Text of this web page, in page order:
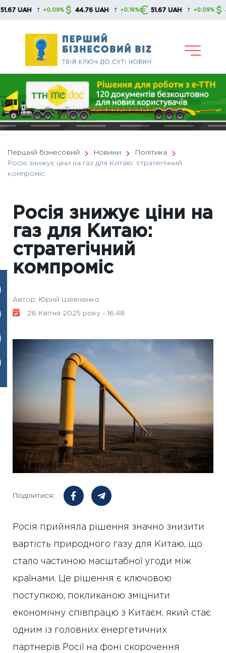
Skip
↑ +0.09% 44.76 UAH ↑ +0.16% 51.67 UAH ↑ +0.09% 44.76
Перший бізнесовий Новини
Політика
Росія знижує ціни на газ для Китаю: стратегічний
компроміс
Росія знижує ціни на
газ для Китаю:
стратегічний
компроміс
Автор: Юрий Шевченко
28 Квітня 2025 року - 16:48
Поділитися:
Росія прийняла рішення значно знизити
вартість природного газу для Китаю, що
стало частиною масштабної угоди між
країнами. Це рішення є ключовою
поступкою, покликаною зміцнити
економічну співпрацю з Китаєм, який стає
одним із головних енергетичних
партнерів Росії на фоні скорочення